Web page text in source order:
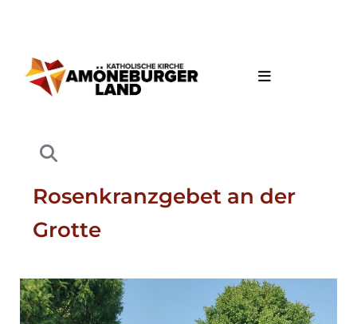
Rosenkranzgebet an der
Grotte